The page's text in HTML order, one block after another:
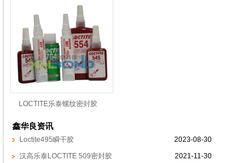
LOCTITE乐泰螺纹密封胶
鑫华良资讯
2023-08-30
Loctite495瞬干胶
2021-11-30
汉高乐泰LOCTITE 509密封胶